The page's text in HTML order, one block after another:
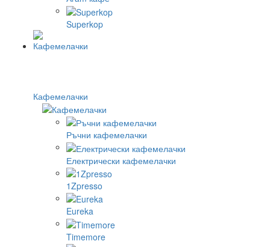
Superkop
Кафемелачки
Ръчни кафемелачки
Електрически кафемелачки
1Zpresso
Eureka
Timemore